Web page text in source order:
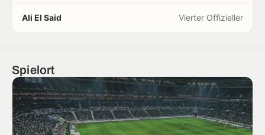
Ali El Said Vierter Offizieller
Spielort